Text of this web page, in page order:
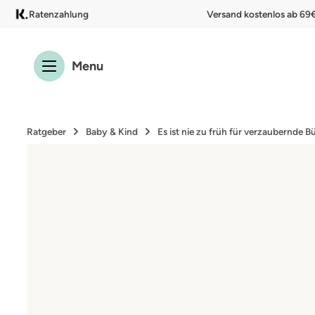
Hauptinhalt springen
Zur Suche springen
Zur Hauptnavigation springen
Ratenzahlung Versand kostenlos ab
Menu
Ratgeber Baby & Kind Es ist nie zu früh für verzaubernde